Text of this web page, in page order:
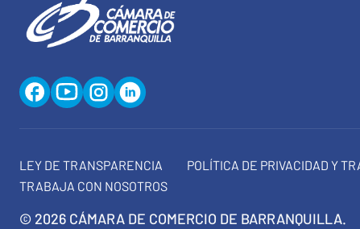
LEY DE TRANSPARENCIA POLÍTICA DE PRIVACIDAD Y
TRABAJA CON NOSOTROS
© 2026 CÁMARA DE COMERCIO DE BARRANQUILLA.